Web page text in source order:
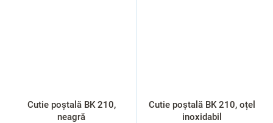
Cutie poștală BK 210,
neagră
Cutie poștală BK 210, oțel
inoxidabil